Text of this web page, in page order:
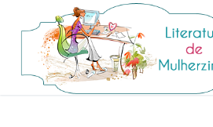
para
conteúdo